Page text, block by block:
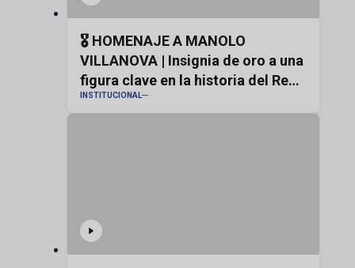
🎖️ HOMENAJE A MANOLO
VILLANOVA | Insignia de oro a una
figura clave en la historia del Real
Zaragoza
INSTITUCIONAL